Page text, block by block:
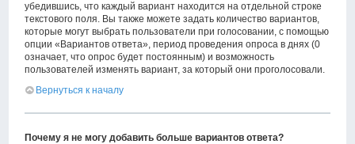
убедившись, что каждый вариант находится на отдельной строке
текстового поля. Вы также можете задать количество вариантов,
которые могут выбрать пользователи при голосовании, с помощью
опции «Вариантов ответа», период проведения опроса в днях (0
означает, что опрос будет постоянным) и возможность
пользователей изменять вариант, за который они проголосовали.
Вернуться к началу
Почему я не могу добавить больше вариантов ответа?